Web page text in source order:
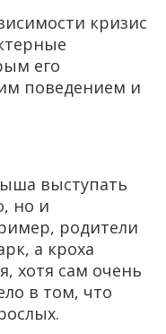
кризис
его
поведением и
выступать
но и
родители
а кроха
хотя сам очень
в том, что